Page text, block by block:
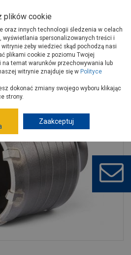
Narzędzia ręczne, warsztat
Otwornice
80x70 mm RAWLPLUG
plików cookie
oraz innych technologii śledzenia w celach
wyświetlania spersonalizowanych treści i
żeby wiedzieć skąd pochodzą nasi
plikami cookie z poziomu Twojej
temat warunków przechowywania lub
witrynie znajduje się w Polityce
dokonać zmiany swojego wyboru klikając
strony.
Zaakceptuj